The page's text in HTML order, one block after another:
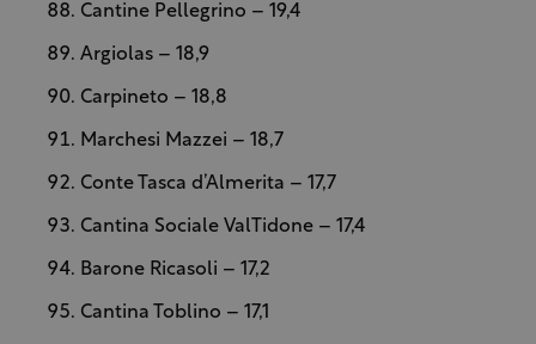
Cantine Pellegrino – 19,4
Argiolas – 18,9
Carpineto – 18,8
Marchesi Mazzei – 18,7
Conte Tasca d’Almerita – 17,7
Cantina Sociale ValTidone – 17,4
Barone Ricasoli – 17,2
Cantina Toblino – 17,1